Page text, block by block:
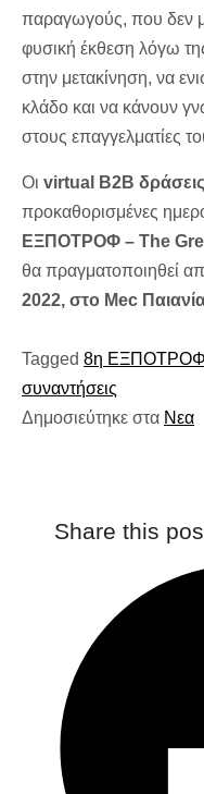
παραγωγούς, που δεν
φυσική έκθεση λόγω
στην μετακίνηση, να
κλάδο και να κάνουν
στους επαγγελματίες
Οι virtual B2B δράσεις
προκαθορισμένες
ΕΞΠΟΤΡΟΦ – The
θα πραγματοποιηθεί
2022, στο Mec
Tagged 8η ΕΞΠΟΤΡΟΦ
συναντήσεις
Δημοσιεύτηκε στα Νεα
Share this